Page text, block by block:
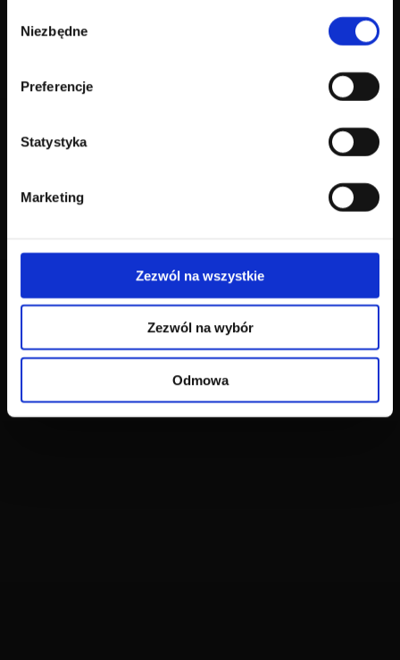
zgody
Niezbędne
Preferencje
Statystyka
Marketing
Zezwól na wszystkie
Zezwól na wybór
Odmowa